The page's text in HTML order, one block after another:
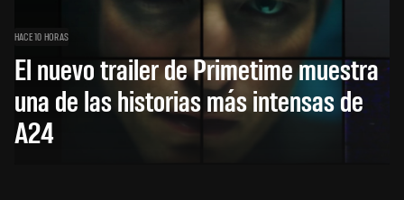
HACE 10 HORAS
El nuevo trailer de Primetime muestra
una de las historias más intensas de
A24